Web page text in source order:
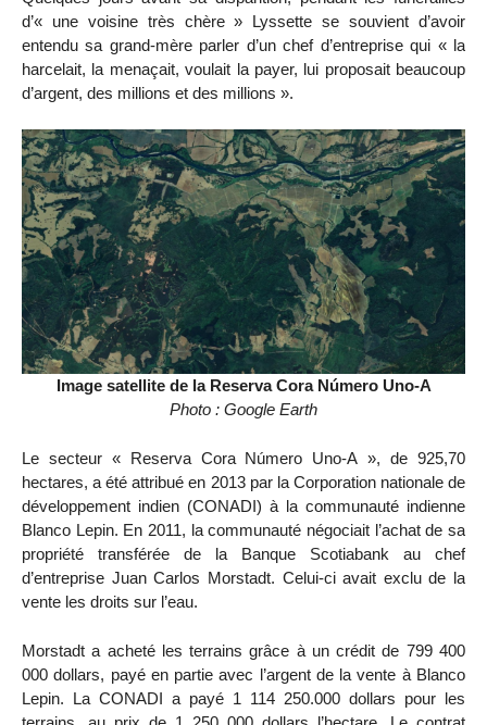
d’« une voisine très chère » Lyssette se souvient d’avoir
entendu sa grand-mère parler d’un chef d’entreprise qui « la
harcelait, la menaçait, voulait la payer, lui proposait beaucoup
d’argent, des millions et des millions ».
Image satellite de la Reserva Cora Número Uno-A
Photo : Google Earth
Le secteur « Reserva Cora Número Uno-A », de 925,70
hectares, a été attribué en 2013 par la Corporation nationale de
développement indien (CONADI) à la communauté indienne
Blanco Lepin. En 2011, la communauté négociait l’achat de sa
propriété transférée de la Banque Scotiabank au chef
d’entreprise Juan Carlos Morstadt. Celui-ci avait exclu de la
vente les droits sur l’eau.
Morstadt a acheté les terrains grâce à un crédit de 799 400
000 dollars, payé en partie avec l’argent de la vente à Blanco
Lepin. La CONADI a payé 1 114 250.000 dollars pour les